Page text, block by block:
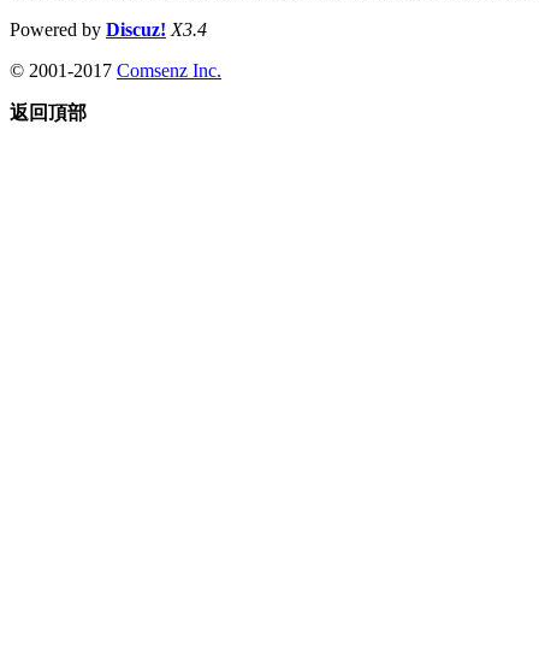
Powered by Discuz! X3.4
© 2001-2017 Comsenz Inc.
返回頂部